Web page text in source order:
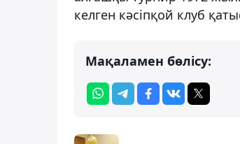
келген кәсіпқой клуб
Мақаламен бөлісу: